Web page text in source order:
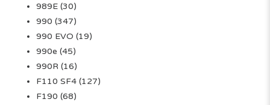
989E (30)
990 (347)
990 EVO (19)
990e (45)
990R (16)
F110 SF4 (127)
F190 (68)